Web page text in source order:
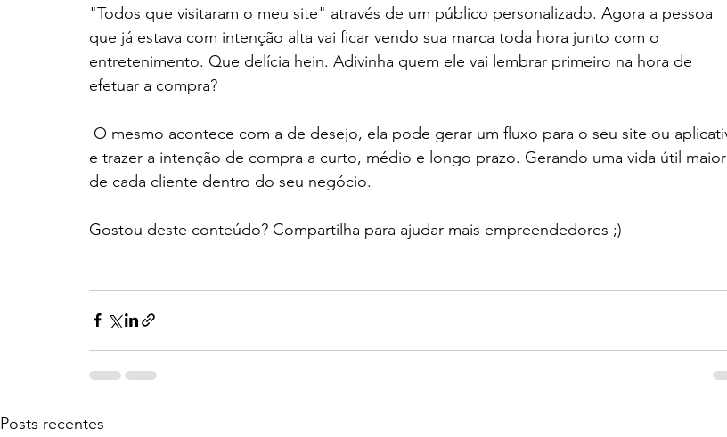
"Todos que visitaram o meu site" através de um público personalizado. Agora a pessoa
que já estava com intenção alta vai ficar vendo sua marca toda hora junto com o
entretenimento. Que delícia hein. Adivinha quem ele vai lembrar primeiro na hora de
efetuar a compra?
e trazer a intenção de compra a curto, médio e longo prazo. Gerando uma vida útil maior
de cada cliente dentro do seu negócio.
Gostou deste conteúdo? Compartilha para ajudar mais empreendedores ;)
Posts recentes